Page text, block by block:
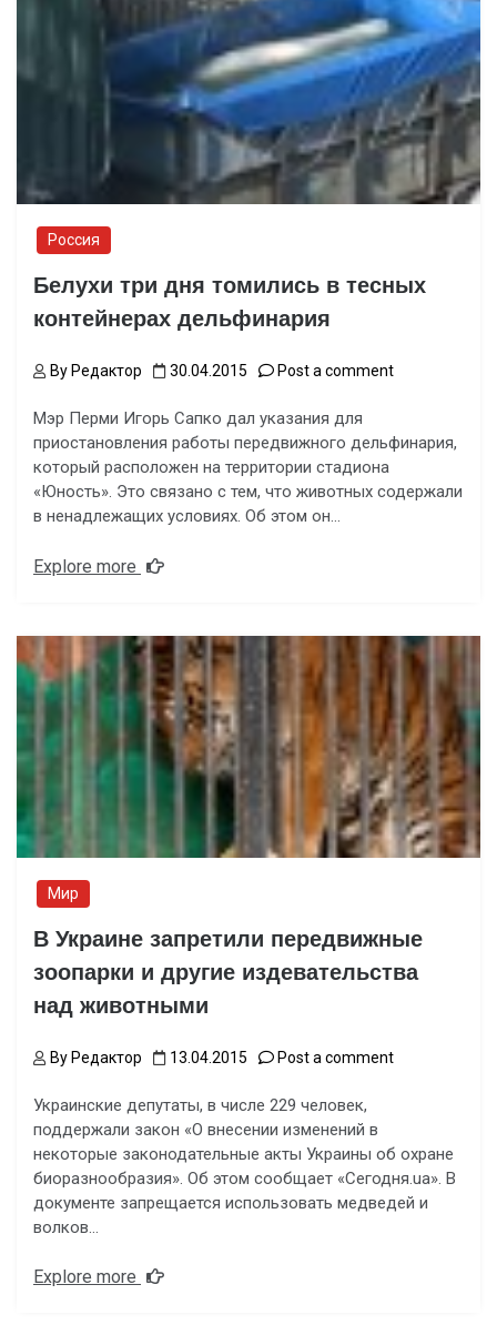
Россия
Белухи три дня томились в тесных
контейнерах дельфинария
By Редактор 30.04.2015 Post a comment
Мэр Перми Игорь Сапко дал указания для
приостановления работы передвижного дельфинария,
который расположен на территории стадиона
«Юность». Это связано с тем, что животных содержали
в ненадлежащих условиях. Об этом он…
Explore more
Мир
В Украине запретили передвижные
зоопарки и другие издевательства
над животными
By Редактор 13.04.2015 Post a comment
Украинские депутаты, в числе 229 человек,
поддержали закон «О внесении изменений в
некоторые законодательные акты Украины об охране
биоразнообразия». Об этом сообщает «Сегодня.ua». В
документе запрещается использовать медведей и
волков…
Explore more